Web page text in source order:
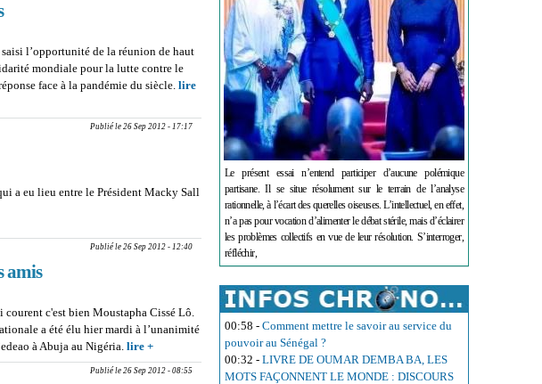
l’opportunité de la réunion de haut
mondiale pour la lutte contre le
face à la pandémie du siècle. lire
Publié le 26 Sep 2012 - 17:17
a eu lieu entre le Président Macky Sall
Publié le 26 Sep 2012 - 12:40
amis
c'est bien Moustapha Cissé Lô.
a été élu hier mardi à l’unanimité
à Abuja au Nigéria. lire +
PARLEMENT
Publié le 26 Sep 2012 - 08:55
Le présent essai n’entend participer d’aucune polémique
partisane. Il se situe résolument sur le terrain de l’analyse
rationnelle, à l’écart des querelles oiseuses. L’intellectuel, en effet,
n’a pas pour vocation d’alimenter le débat stérile, mais d’éclairer
les problèmes collectifs en vue de leur résolution. S’interroger,
réfléchir,
00:58 - Comment mettre le savoir au service du
pouvoir au Sénégal ?
00:32 - LIVRE DE OUMAR DEMBA BA, LES
MOTS FAÇONNENT LE MONDE : DISCOURS